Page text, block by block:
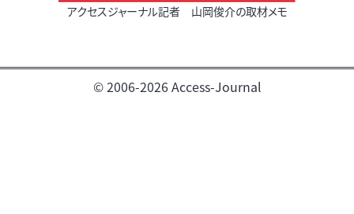
アクセスジャーナル記者 山岡俊介の取材メモ
© 2006-2026 Access-Journal